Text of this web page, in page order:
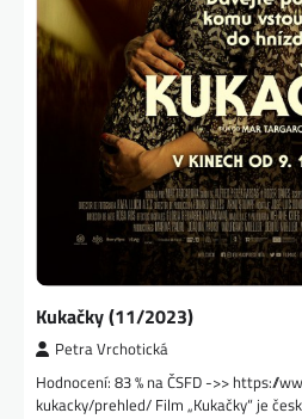
Kukačky (11/2023)
Petra Vrchotická
Hodnocení: 83 % na ČSFD ->> https://
kukacky/prehled/ Film „Kukačky“ je